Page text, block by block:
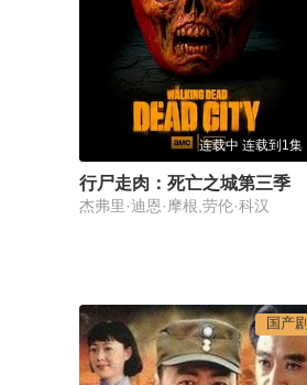
连载中 连载到1集
行尸走肉：死亡之城第三季
杰弗里·迪恩·摩根,劳伦·科汉
国产剧